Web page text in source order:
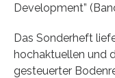
Development”
Das Sonderheft
hochaktuellen und
gesteuerter